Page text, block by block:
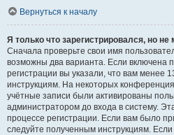
Вернуться к началу
Я только что зарегистрировался, но не
Сначала проверьте свои имя
возможны два варианта. Если включена
регистрации вы указали, что вам менее
инструкциям. На некоторых
учётные записи были активированы
администратором до входа в систему.
процессе регистрации. Если вам было
следуйте полученным инструкциям.